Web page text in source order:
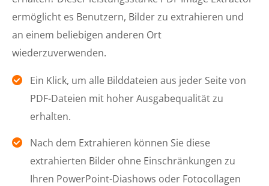
ermöglicht es Benutzern, Bilder zu extrahieren und
an einem beliebigen anderen Ort
wiederzuverwenden.
Ein Klick, um alle Bilddateien aus jeder Seite von
PDF-Dateien mit hoher Ausgabequalität zu
erhalten.
Nach dem Extrahieren können Sie diese
extrahierten Bilder ohne Einschränkungen zu
Ihren PowerPoint-Diashows oder Fotocollagen